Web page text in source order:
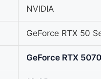
NVIDIA
GeForce RTX 50
GeForce RTX 5070